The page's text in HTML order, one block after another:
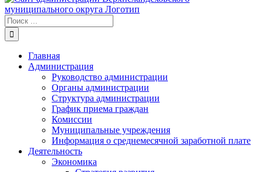
Результат
поиска:
Главная
Администрация
Руководство администрации
Органы администрации
Структура администрации
График приема граждан
Комиссии
Муниципальные учреждения
Информация о среднемесячной заработной плате
Деятельность
Экономика